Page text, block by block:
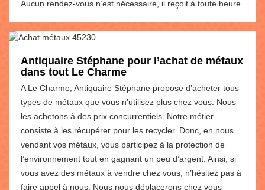
Aucun rendez-vous n’est nécessaire, il reçoit à toute heure.
Antiquaire Stéphane pour l’achat de métaux
dans tout Le Charme
A Le Charme, Antiquaire Stéphane propose d’acheter tous
types de métaux que vous n’utilisez plus chez vous. Nous
les achetons à des prix concurrentiels. Notre métier
consiste à les récupérer pour les recycler. Donc, en nous
vendant vos métaux, vous participez à la protection de
l’environnement tout en gagnant un peu d’argent. Ainsi, si
vous avez des métaux à vendre chez vous, n’hésitez pas à
faire appel à nous. Nous nous déplacerons chez vous